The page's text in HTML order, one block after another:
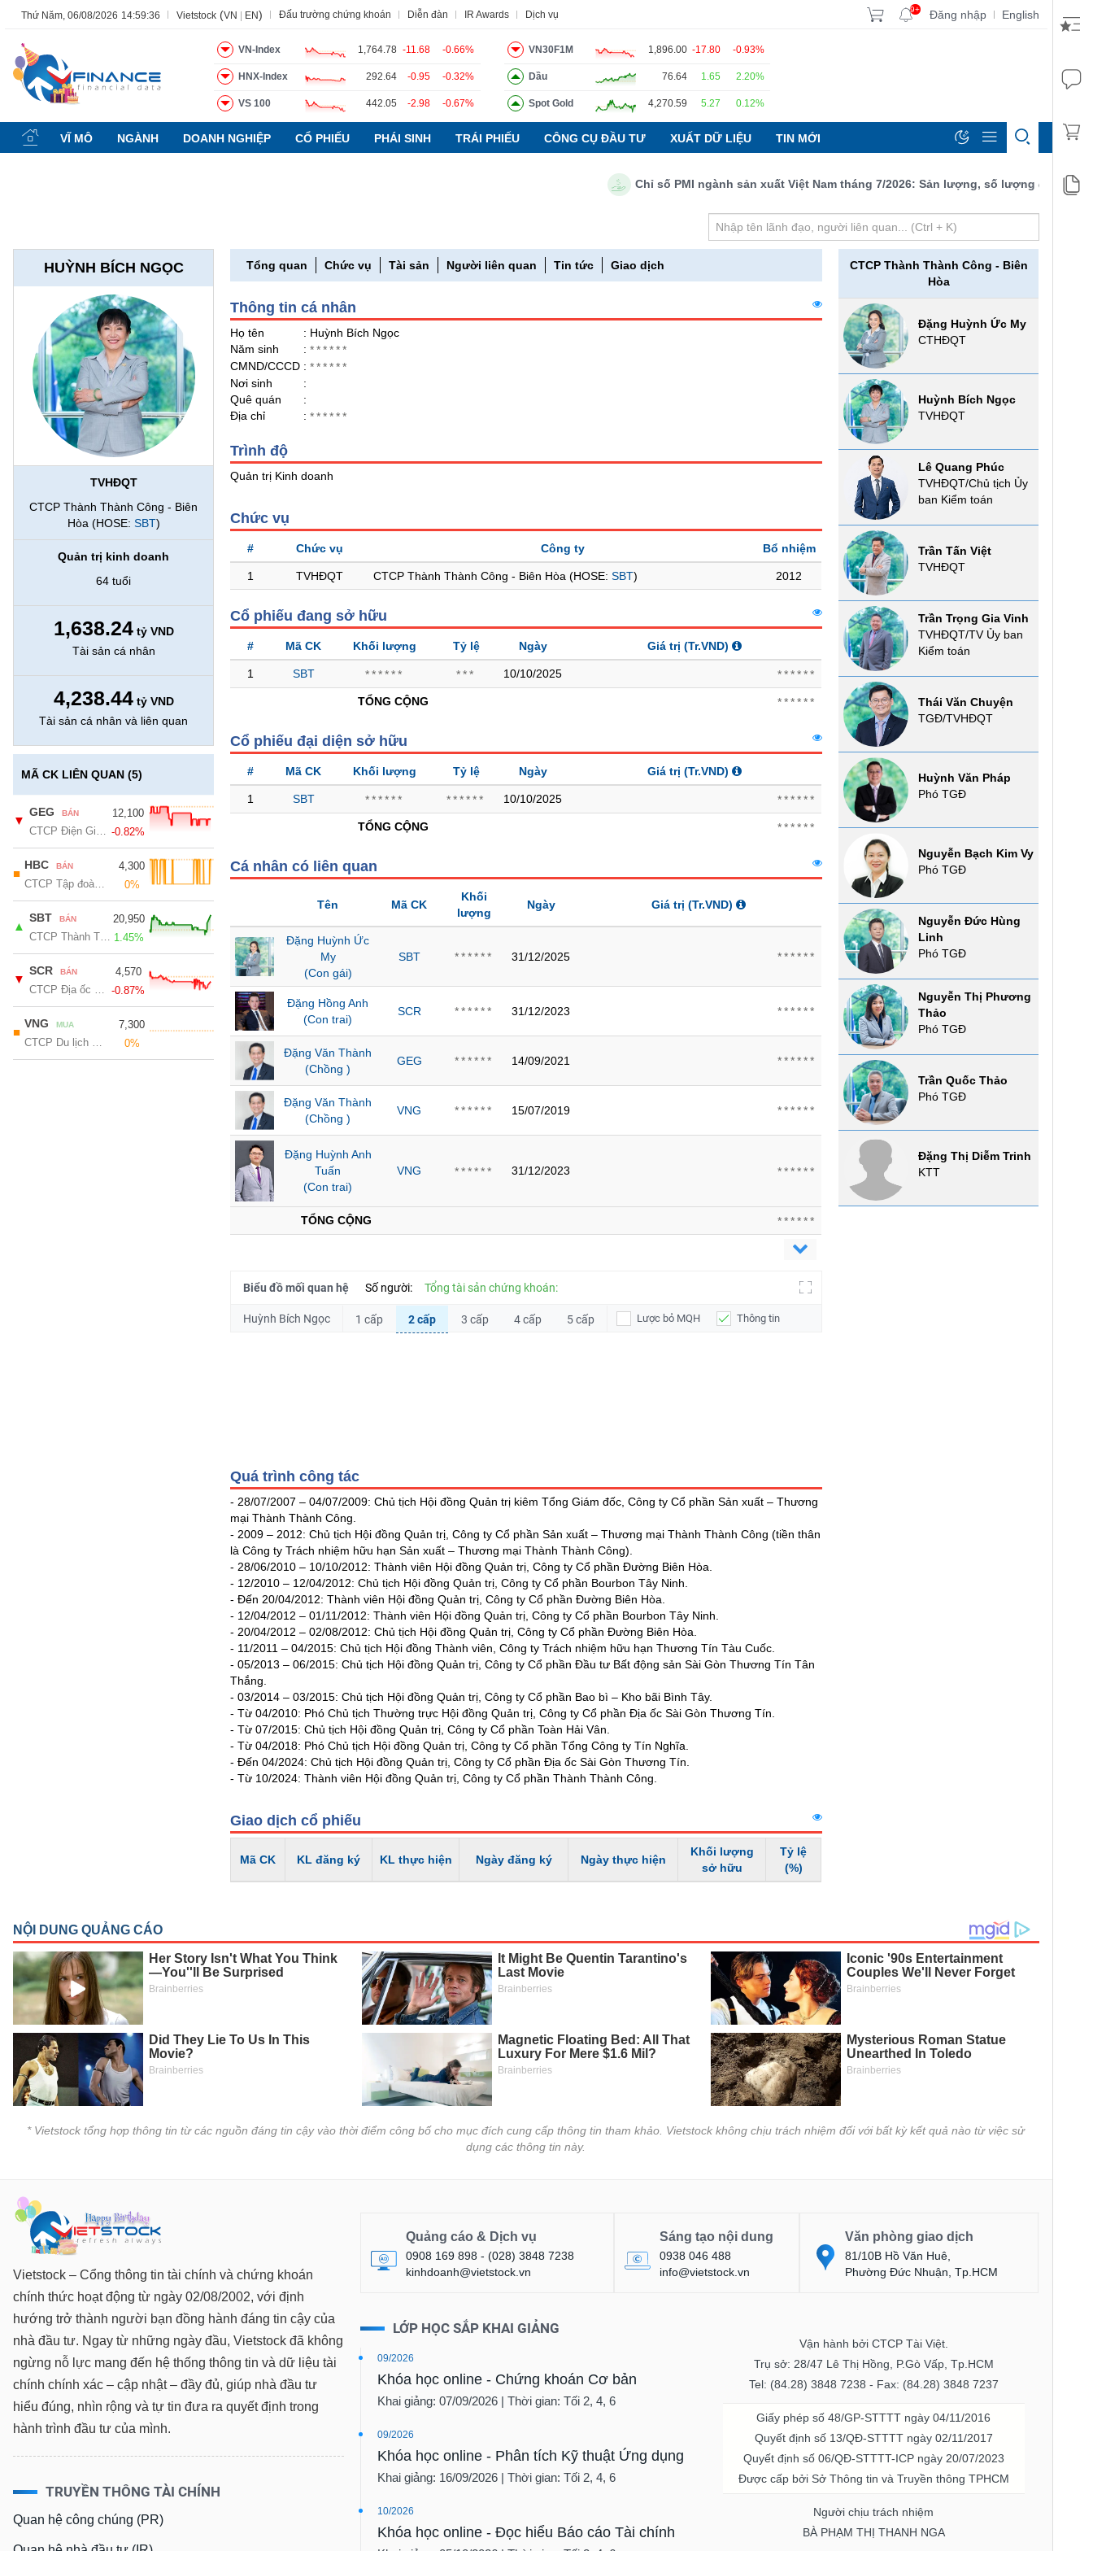
Thứ Năm, 06/08/2026 14:59:37 Vietstock (VN EN) Đấu trường chứng khoán Diễn đàn IR Awards Dịch vụ 9+ Đăng nhập | English
VN-Index 1,764.78 -11.68 -0.66%
HNX-Index 292.64 -0.95 -0.32%
VS 100 442.05 -2.98 -0.67%
VN30F1M 1,896.00 -17.80 -0.93%
Dầu 76.64 1.65 2.20%
Spot Gold 4,270.59 5.27 0.12%
VĨ MÔ NGÀNH DOANH NGHIỆP CỔ PHIẾU PHÁI SINH TRÁI PHIẾU CÔNG CỤ ĐẦU TƯ XUẤT DỮ LIỆU TIN MỚI
Chỉ số PMI ngành sản xuất Việt Nam tháng 7/2026: Sản lượng, số lượng đơn đặt
HUỲNH BÍCH NGỌC
TVHĐQT
CTCP Thành Thành Công - Biên
Hòa (HOSE: SBT)
Quản trị kinh doanh
64 tuổi
1,638.24 tỷ VND
Tài sản cá nhân
4,238.44 tỷ VND
Tài sản cá nhân và liên quan
MÃ CK LIÊN QUAN (5)
▼
GEG BÁN
CTCP Điện Gia Lai
12,100
-0.82%
■
HBC BÁN
CTCP Tập đoàn Xây dựng Hòa Bình
4,300
0%
▲
SBT BÁN
CTCP Thành Thành Công - Biên Hòa
20,950
1.45%
▼
SCR BÁN
CTCP Địa ốc Sài Gòn Thương Tín
4,570
-0.87%
■
VNG MUA
CTCP Du lịch Thành Thành Công
7,300
0%
Tổng quan Chức vụ Tài sản Người liên quan Tin tức Giao dịch
Thông tin cá nhân
Họ tên
: Huỳnh Bích Ngọc
Năm sinh
:******
CMND/CCCD :******
Nơi sinh
:
Quê quán
:
Địa chỉ
:******
Trình độ
Quản trị Kinh doanh
Chức vụ
# Chức vụ Công ty Bổ nhiệm
1 TVHĐQT CTCP Thành Thành Công - Biên Hòa (HOSE:SBT) 2012
Cổ phiếu đang sở hữu
# Mã CK Khối lượng Tỷ lệ Ngày Giá trị (Tr.VND)
1 SBT ****** *** 10/10/2025 ******
TỔNG CỘNG ******
Cổ phiếu đại diện sở hữu
# Mã CK Khối lượng Tỷ lệ Ngày Giá trị (Tr.VND)
1 SBT ****** ****** 10/10/2025 ******
TỔNG CỘNG ******
Cá nhân có liên quan
Tên Mã CK
Khối
lượng
Ngày Giá trị (Tr.VND)
Đặng Huỳnh Ức
My
(Con gái)
SBT ****** 31/12/2025 ******
Đặng Hồng Anh
(Con trai)
SCR ****** 31/12/2023 ******
Đặng Văn Thành
(Chồng )
GEG ****** 14/09/2021 ******
Đặng Văn Thành
(Chồng )
VNG ****** 15/07/2019 ******
Đặng Huỳnh Anh
Tuấn
(Con trai)
VNG ****** 31/12/2023 ******
TỔNG CỘNG ******
Biểu đồ mối quan hệ Số người: Tổng tài sản chứng khoán:
Huỳnh Bích Ngọc 1 cấp 2 cấp 3 cấp 4 cấp 5 cấp Lược bỏ MQH Thông tin
Quá trình công tác
- 28/07/2007 – 04/07/2009: Chủ tịch Hội đồng Quản trị kiêm Tổng Giám đốc, Công ty Cổ phần Sản xuất – Thương
mại Thành Thành Công.
- 2009 – 2012: Chủ tịch Hội đồng Quản trị, Công ty Cổ phần Sản xuất – Thương mại Thành Thành Công (tiền thân
là Công ty Trách nhiệm hữu hạn Sản xuất – Thương mại Thành Thành Công).
- 28/06/2010 – 10/10/2012: Thành viên Hội đồng Quản trị, Công ty Cổ phần Đường Biên Hòa.
- 12/2010 – 12/04/2012: Chủ tịch Hội đồng Quản trị, Công ty Cổ phần Bourbon Tây Ninh.
- Đến 20/04/2012: Thành viên Hội đồng Quản trị, Công ty Cổ phần Đường Biên Hòa.
- 12/04/2012 – 01/11/2012: Thành viên Hội đồng Quản trị, Công ty Cổ phần Bourbon Tây Ninh.
- 20/04/2012 – 02/08/2012: Chủ tịch Hội đồng Quản trị, Công ty Cổ phần Đường Biên Hòa.
- 11/2011 – 04/2015: Chủ tịch Hội đồng Thành viên, Công ty Trách nhiệm hữu hạn Thương Tín Tàu Cuốc.
- 05/2013 – 06/2015: Chủ tịch Hội đồng Quản trị, Công ty Cổ phần Đầu tư Bất động sản Sài Gòn Thương Tín Tân
Thắng.
- 03/2014 – 03/2015: Chủ tịch Hội đồng Quản trị, Công ty Cổ phần Bao bì – Kho bãi Bình Tây.
- Từ 04/2010: Phó Chủ tịch Thường trực Hội đồng Quản trị, Công ty Cổ phần Địa ốc Sài Gòn Thương Tín.
- Từ 07/2015: Chủ tịch Hội đồng Quản trị, Công ty Cổ phần Toàn Hải Vân.
- Từ 04/2018: Phó Chủ tịch Hội đồng Quản trị, Công ty Cổ phần Tổng Công ty Tín Nghĩa.
- Đến 04/2024: Chủ tịch Hội đồng Quản trị, Công ty Cổ phần Địa ốc Sài Gòn Thương Tín.
- Từ 10/2024: Thành viên Hội đồng Quản trị, Công ty Cổ phần Thành Thành Công.
Giao dịch cổ phiếu
Mã CK KL đăng ký KL thực hiện Ngày đăng ký Ngày thực hiện
Khối lượng
sở hữu
Tỷ lệ
(%)
CTCP Thành Thành Công - Biên
Hòa
Đặng Huỳnh Ức My
CTHĐQT
Huỳnh Bích Ngọc
TVHĐQT
Lê Quang Phúc
TVHĐQT/Chủ tịch Ủy
ban Kiểm toán
Trần Tấn Việt
TVHĐQT
Trần Trọng Gia Vinh
TVHĐQT/TV Ủy ban
Kiểm toán
Thái Văn Chuyện
TGĐ/TVHĐQT
Huỳnh Văn Pháp
Phó TGĐ
Nguyễn Bạch Kim Vy
Phó TGĐ
Nguyễn Đức Hùng
Linh
Phó TGĐ
Nguyễn Thị Phương
Thảo
Phó TGĐ
Trần Quốc Thảo
Phó TGĐ
Đặng Thị Diễm Trinh
KTT
* Vietstock tổng hợp thông tin từ các nguồn đáng tin cậy vào thời điểm công bố cho mục đích cung cấp thông tin tham khảo. Vietstock không chịu trách nhiệm đối với bất kỳ kết quả nào từ việc sử
dụng các thông tin này.
Vietstock – Cổng thông tin tài chính và chứng khoán
chính thức hoạt động từ ngày 02/08/2002, với định
hướng trở thành người bạn đồng hành đáng tin cậy của
nhà đầu tư. Ngay từ những ngày đầu, Vietstock đã không
ngừng nỗ lực mang đến hệ thống thông tin và dữ liệu tài
chính chính xác – cập nhật – đầy đủ, giúp nhà đầu tư
hiểu đúng, nhìn rộng và tự tin đưa ra quyết định trong
hành trình đầu tư của mình.
TRUYỀN THÔNG TÀI CHÍNH
Quan hệ công chúng (PR)
Quảng cáo & Dịch vụ
0908 169 898 - (028) 3848 7238
kinhdoanh@vietstock.vn
Sáng tạo nội dung
0938 046 488
info@vietstock.vn
Văn phòng giao dịch
81/10B Hồ Văn Huê,
Phường Đức Nhuận, Tp.HCM
LỚP HỌC SẮP KHAI GIẢNG
09/2026
Khóa học online - Chứng khoán Cơ bản
Khai giảng: 07/09/2026 | Thời gian: Tối 2, 4, 6
09/2026
Khóa học online - Phân tích Kỹ thuật Ứng dụng
Khai giảng: 16/09/2026 | Thời gian: Tối 2, 4, 6
10/2026
Khóa học online - Đọc hiểu Báo cáo Tài chính
Vận hành bởi CTCP Tài Việt.
Trụ sở: 28/47 Lê Thị Hồng, P.Gò Vấp, Tp.HCM
Tel: (84.28) 3848 7238 - Fax: (84.28) 3848 7237
Giấy phép số 48/GP-STTTT ngày 04/11/2016
Quyết định số 13/QĐ-STTTT ngày 02/11/2017
Quyết định số 06/QĐ-STTTT-ICP ngày 20/07/2023
Được cấp bởi Sở Thông tin và Truyền thông TPHCM
Người chịu trách nhiệm
BÀ PHẠM THỊ THANH NGA
Tất cả Tính năng Ngành Mã chứng khoán Lãnh đạo Báo cáo phân tích Thuật ngữ
Tính
năng
(-)
CHỨNG
KHOÁN
DOANH
NGHIỆP
BẤT
ĐỘNG
CHÍNH
THẾ
DƯƠNG
TÀI
CHÍNH
NHÂN
PHÂN
TÍCH
VIETSTOCKFINANCE
NĂNG
LƯỢNG
NGUYÊN
VẬT
LIỆU
DÙNG
KHÔNG
THIẾT
TIÊU
DÙNG
CHĂM